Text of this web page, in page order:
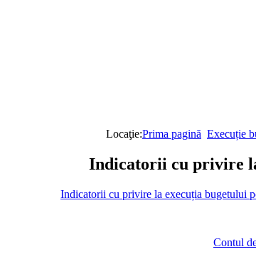
Locaţie:Prima pagină Execuție
Indicatorii cu privire
Indicatorii cu privire la execuția bugetului
Contul